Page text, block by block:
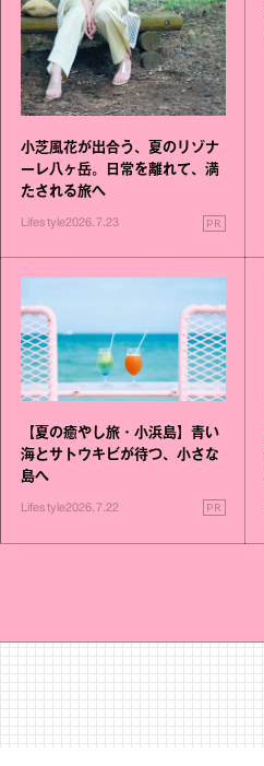
小芝風花が出合う、夏のリゾナ
ーレ八ヶ岳。日常を離れて、満
たされる旅へ
Lifestyle2026.7.23 PR
【夏の癒やし旅・小浜島】青い
海とサトウキビが待つ、小さな
島へ
Lifestyle2026.7.22 PR